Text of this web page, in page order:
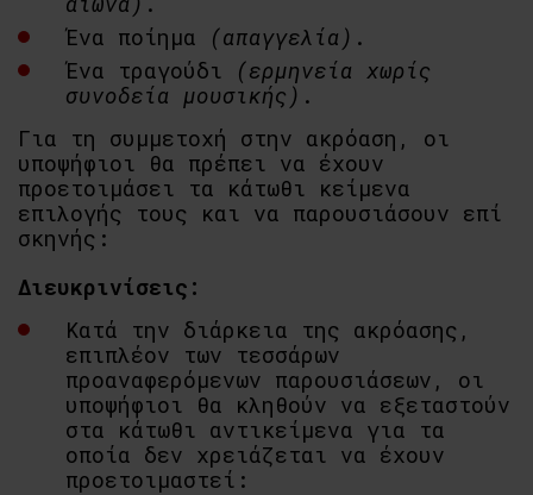
Ένα ποίημα
(απαγγελία) .
Ένα τραγούδι
(ερμηνεία χωρίς
συνοδεία μουσικής) .
Για τη συμμετοχή στην ακρόαση, οι
υποψήφιοι θα πρέπει να έχουν
προετοιμάσει τα κάτωθι κείμενα
επιλογής τους και να παρουσιάσουν επί
σκηνής:
Διευκρινίσεις:
Κατά την διάρκεια της ακρόασης,
επιπλέον των τεσσάρων
προαναφερόμενων παρουσιάσεων, οι
υποψήφιοι θα κληθούν να εξεταστούν
στα κάτωθι αντικείμενα για τα
οποία δεν χρειάζεται να έχουν
προετοιμαστεί: